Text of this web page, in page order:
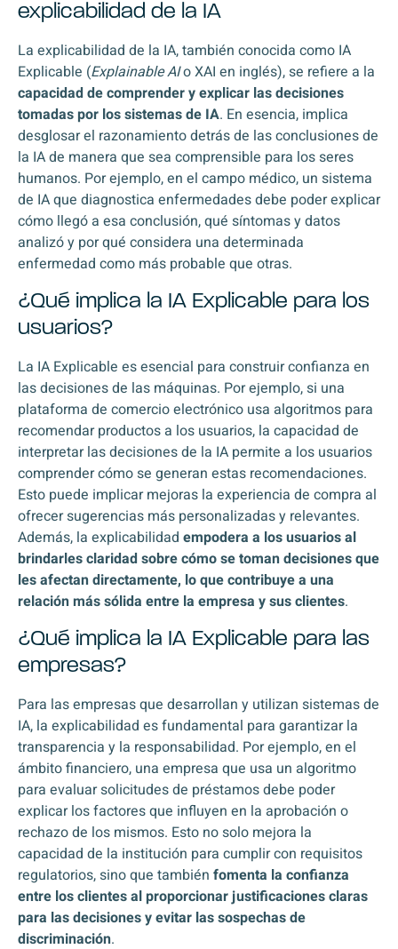
explicabilidad de la IA
La explicabilidad de la IA, también conocida como IA
Explicable (Explainable AIo XAI en inglés), se refiere a la
capacidad de comprender y explicar las decisiones
tomadas por los sistemas de IA. En esencia, implica
desglosar el razonamiento detrás de las conclusiones de
la IA de manera que sea comprensible para los seres
humanos. Por ejemplo, en el campo médico, un sistema
de IA que diagnostica enfermedades debe poder explicar
cómo llegó a esa conclusión, qué síntomas y datos
analizó y por qué considera una determinada
enfermedad como más probable que otras.
¿Qué implica la IA Explicable para los
usuarios?
La IA Explicable es esencial para construir confianza en
las decisiones de las máquinas. Por ejemplo, si una
plataforma de comercio electrónico usa algoritmos para
recomendar productos a los usuarios, la capacidad de
interpretar las decisiones de la IA permite a los usuarios
comprender cómo se generan estas recomendaciones.
Esto puede implicar mejoras la experiencia de compra al
ofrecer sugerencias más personalizadas y relevantes.
Además, la explicabilidad empodera a los usuarios al
brindarles claridad sobre cómo se toman decisiones que
les afectan directamente, lo que contribuye a una
relación más sólida entre la empresa y sus clientes.
¿Qué implica la IA Explicable para las
empresas?
Para las empresas que desarrollan y utilizan sistemas de
IA, la explicabilidad es fundamental para garantizar la
transparencia y la responsabilidad. Por ejemplo, en el
ámbito financiero, una empresa que usa un algoritmo
para evaluar solicitudes de préstamos debe poder
explicar los factores que influyen en la aprobación o
rechazo de los mismos. Esto no solo mejora la
capacidad de la institución para cumplir con requisitos
regulatorios, sino que también fomenta la confianza
entre los clientes al proporcionar justificaciones claras
para las decisiones y evitar las sospechas de
discriminación.